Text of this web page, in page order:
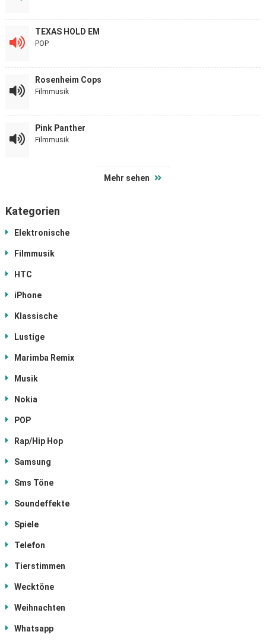
TEXAS HOLD EM
POP
Rosenheim Cops
Filmmusik
Pink Panther
Filmmusik
Mehr sehen
Kategorien
Elektronische
Filmmusik
HTC
iPhone
Klassische
Lustige
Marimba Remix
Musik
Nokia
POP
Rap/Hip Hop
Samsung
Sms Töne
Soundeffekte
Spiele
Telefon
Tierstimmen
Wecktöne
Weihnachten
Whatsapp